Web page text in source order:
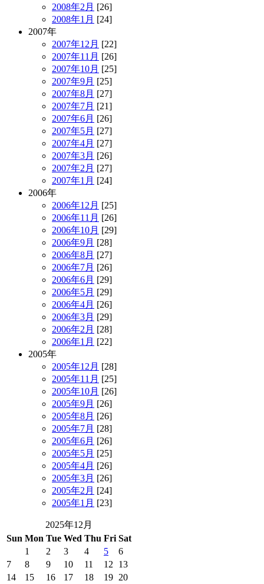
2008年2月 [26]
2008年1月 [24]
2007年
2007年12月 [22]
2007年11月 [26]
2007年10月 [25]
2007年9月 [25]
2007年8月 [27]
2007年7月 [21]
2007年6月 [26]
2007年5月 [27]
2007年4月 [27]
2007年3月 [26]
2007年2月 [27]
2007年1月 [24]
2006年
2006年12月 [25]
2006年11月 [26]
2006年10月 [29]
2006年9月 [28]
2006年8月 [27]
2006年7月 [26]
2006年6月 [29]
2006年5月 [29]
2006年4月 [26]
2006年3月 [29]
2006年2月 [28]
2006年1月 [22]
2005年
2005年12月 [28]
2005年11月 [25]
2005年10月 [26]
2005年9月 [26]
2005年8月 [26]
2005年7月 [28]
2005年6月 [26]
2005年5月 [25]
2005年4月 [26]
2005年3月 [26]
2005年2月 [24]
2005年1月 [23]
2025年12月
Sun Mon Tue Wed Thu Fri Sat
1
2 3 4 5
6
7
8 9 10 11 12
13
14
15 16 17 18 19 20